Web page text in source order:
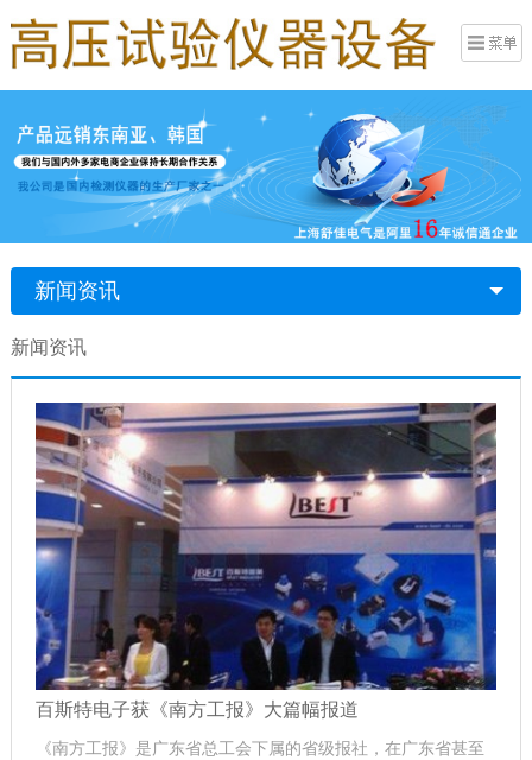
新闻资讯
新闻资讯
百斯特电子获《南方工报》大篇幅报道
《南方工报》是广东省总工会下属的省级报社，在广东省甚至